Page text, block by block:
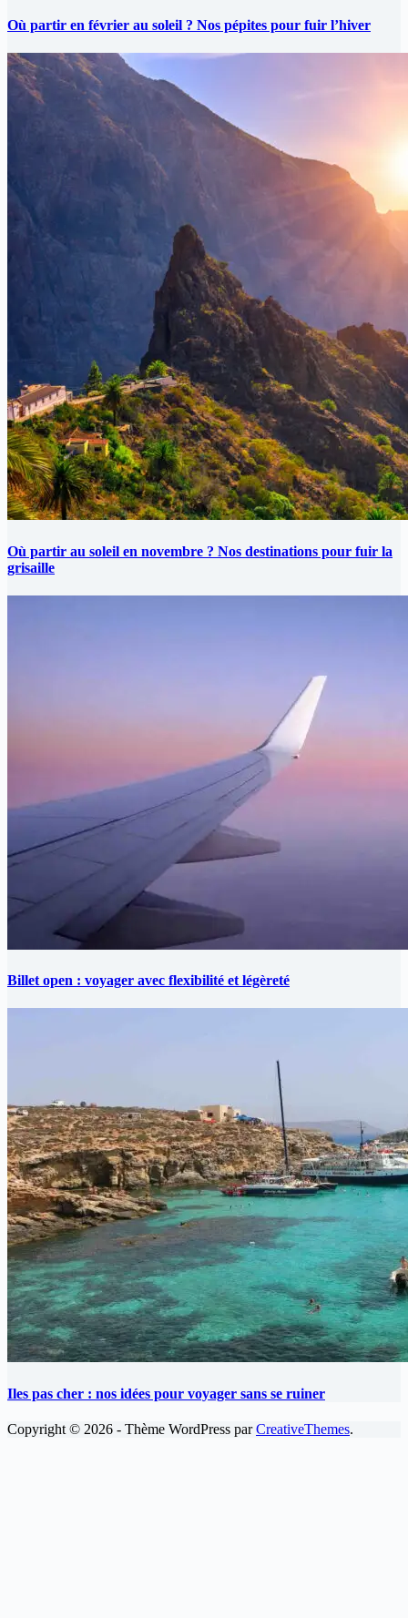
Où partir en février au soleil ? Nos pépites pour fuir l’hiver
Où partir au soleil en novembre ? Nos destinations pour fuir la
grisaille
Billet open : voyager avec flexibilité et légèreté
Iles pas cher : nos idées pour voyager sans se ruiner
Copyright © 2026 - Thème WordPress parCreativeThemes.